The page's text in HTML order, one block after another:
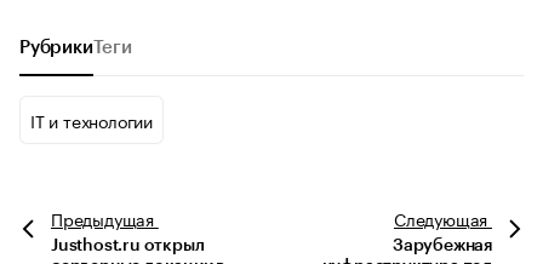
Рубрики Теги
IT и технологии
Предыдущая
Justhost.ru открыл
Следующая
Зарубежная